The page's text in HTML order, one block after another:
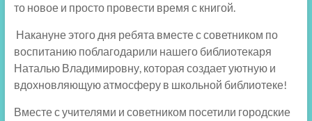
то новое и просто провести время с книгой.
Накануне этого дня ребята вместе с советником по
воспитанию поблагодарили нашего библиотекаря
Наталью Владимировну, которая создает уютную и
вдохновляющую атмосферу в школьной библиотеке!
Вместе с учителями и советником посетили городские